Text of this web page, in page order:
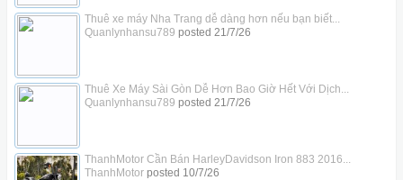
Thuê xe máy Nha Trang dễ dàng hơn nếu bạn biết...
Quanlynhansu789 posted 21/7/26
Thuê Xe Máy Sài Gòn Dễ Hơn Bao Giờ Hết Với Dịch...
Quanlynhansu789 posted 21/7/26
ThanhMotor Cần Bán HarleyDavidson Iron 883 2016...
ThanhMotorposted 10/7/26